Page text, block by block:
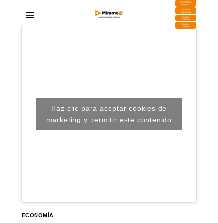
DESCARGA
MIRAPLAY
Buzón de
Sugerencias
Contratar
Publicidad
Contacto
Comercial
Haz clic para aceptar cookies de
marketing y permitir este contenido
ECONOMÍA